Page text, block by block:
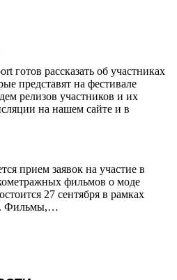
готов рассказать об участниках
представят на фестивале
релизов участников и их
на нашем сайте и в
прием заявок на участие в
фильмов о моде
27 сентября в рамках
Фильмы,…